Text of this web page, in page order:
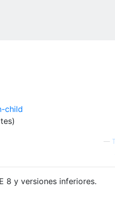
child
—
8 y versiones inferiores.